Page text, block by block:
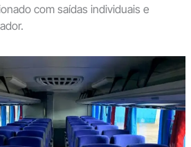
com saídas individuais e